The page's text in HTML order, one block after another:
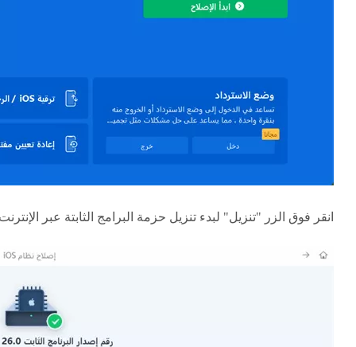
انقر فوق الزر "تنزيل" لبدء تنزيل حزمة البرامج الثابتة عبر